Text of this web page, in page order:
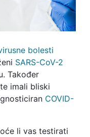
bolesti
SARS-CoV-2
Također
imali bliski
COVID-
li vas testirati